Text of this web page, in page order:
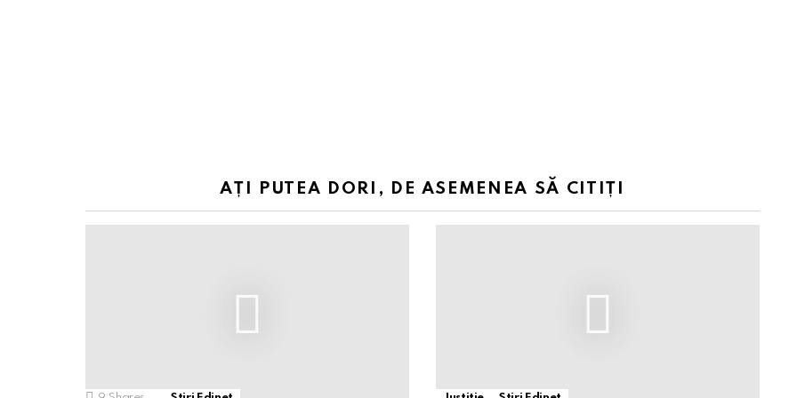
AȚI PUTEA DORI, DE ASEMENEA SĂ CITIȚI